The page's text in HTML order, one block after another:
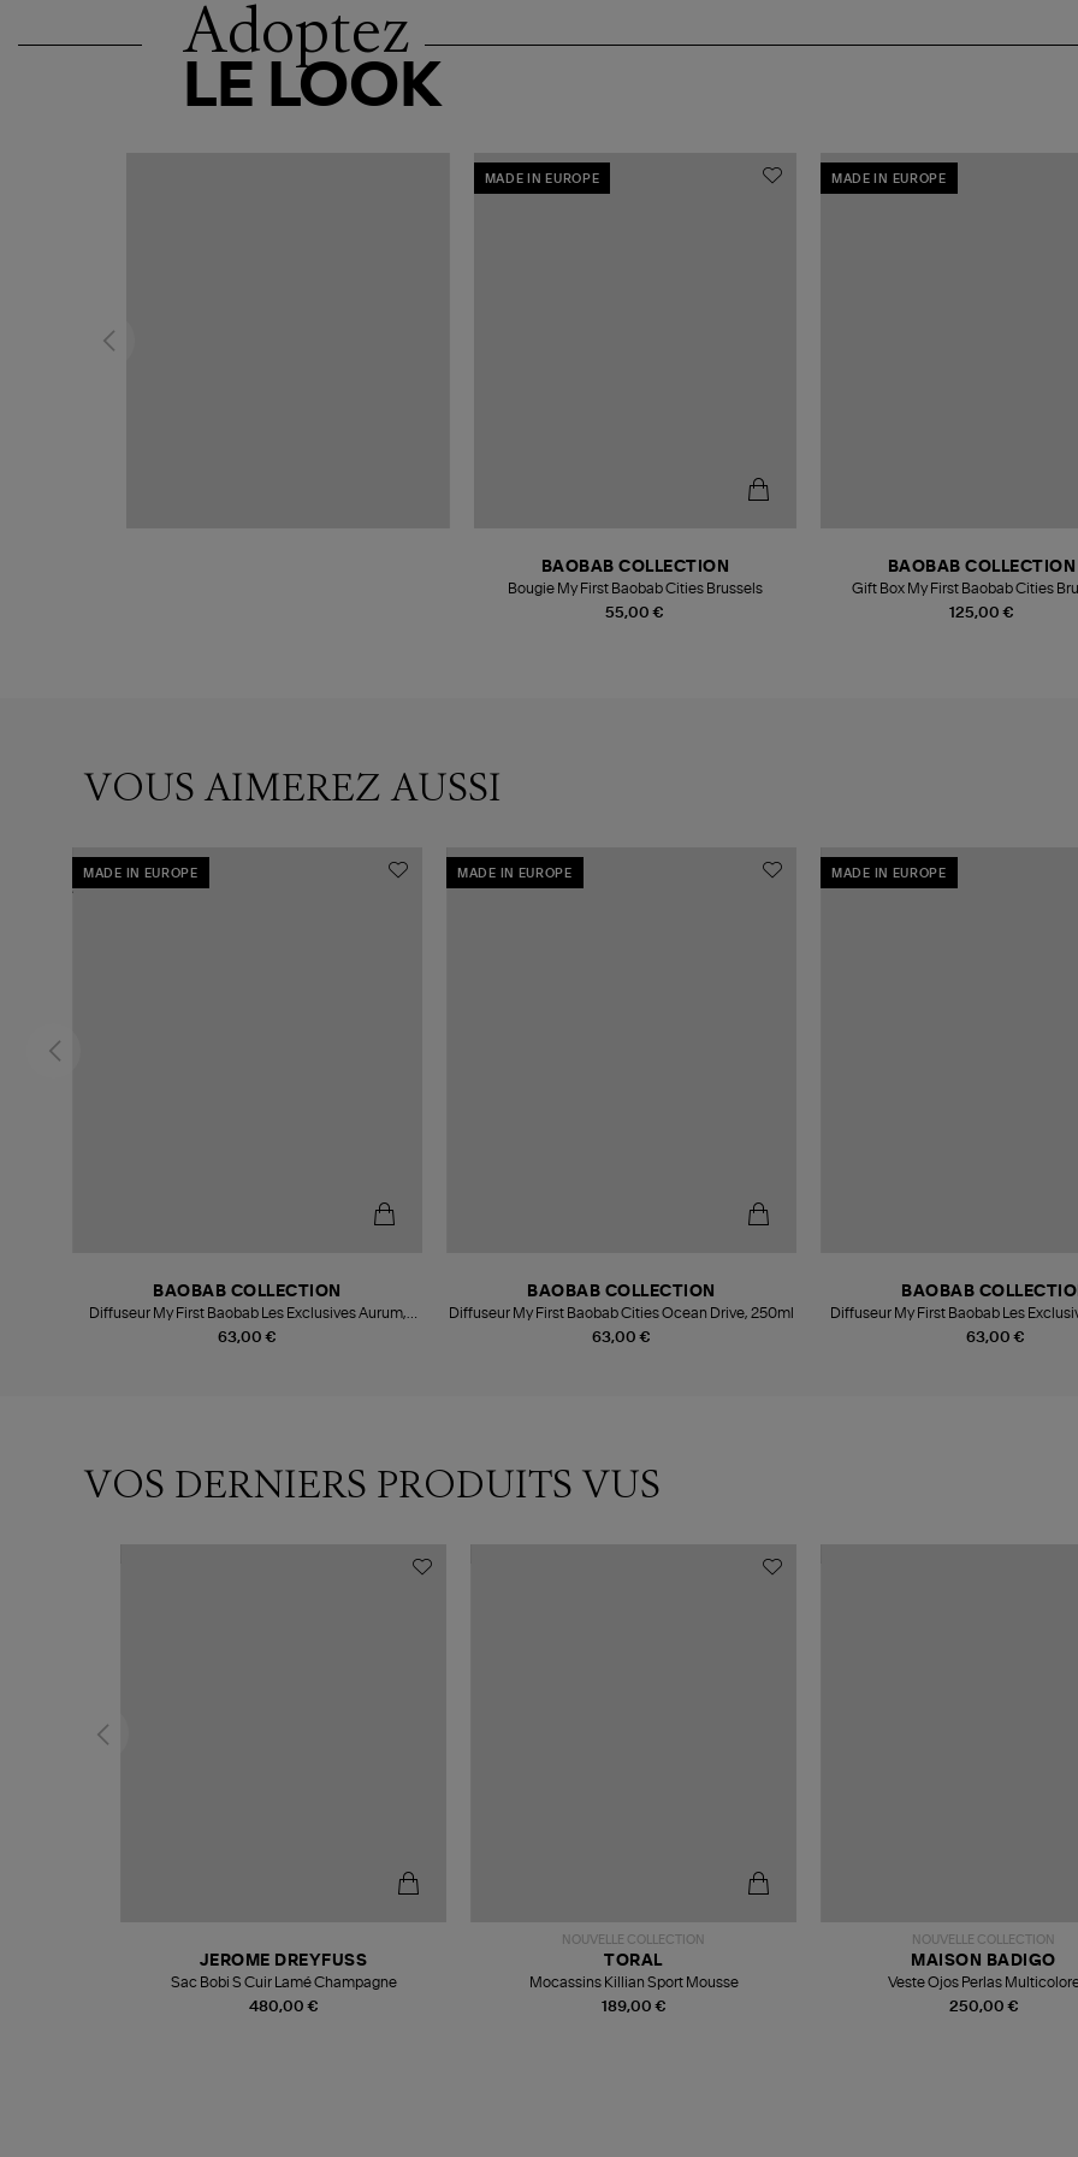
Adoptez
LE LOOK
MADE IN EUROPE
55,00 €
BAOBAB COLLECTION
Bougie My First Baobab Cities Brussels
MADE IN EUROPE
125,00 €
BAOBAB COLLECTION
Gift Box My First Baobab Cities
VOUS AIMEREZ AUSSI
MADE IN EUROPE
63,00 €
BAOBAB COLLECTION
Diffuseur My First Baobab Les Exclusives Aurum,
250ml
MADE IN EUROPE
63,00 €
BAOBAB COLLECTION
Diffuseur My First Baobab Cities Ocean Drive, 250ml
MADE IN EUROPE
63,00 €
BAOBAB
Diffuseur My First Baobab Les
250ml
VOS DERNIERS PRODUITS VUS
480,00 €
JEROME DREYFUSS
Sac Bobi S Cuir Lamé Champagne
NOUVELLE COLLECTION
189,00 €
TORAL
Mocassins Killian Sport Mousse
NOUVELLE COLLECTION
250,00 €
MAISON BADIGO
Veste Ojos Perlas